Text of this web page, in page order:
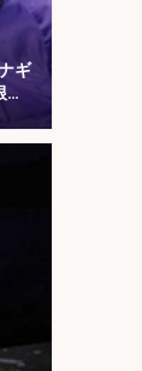
ギ